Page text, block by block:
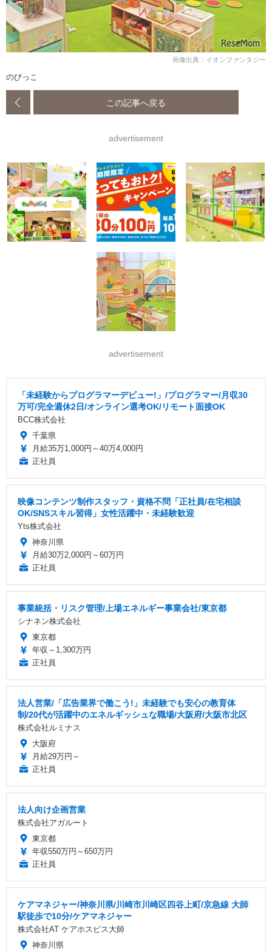
画像出典：イオンファンタジー
のびっこ
この記事へ戻る
advertisement
advertisement
「未経験からプログラマーデビュー!」/プログラマー/月収30
万可/完全週休2日/オンライン選考OK/リモート面接OK
BCC株式会社
千葉県
月給35万1,000円～40万4,000円
正社員
映像コンテンツ制作スタッフ・資格不問「正社員/在宅相談
OK/SNSスキル習得」女性活躍中・未経験歓迎
Yts株式会社
神奈川県
月給30万2,000円～60万円
正社員
事業統括・リスク管理/上場エネルギー事業会社/東京都
シナネン株式会社
東京都
年収～1,300万円
正社員
法人営業/「広告業界で働こう!」未経験でも安心の教育体
制/20代が活躍中のエネルギッシュな職場/大阪府/大阪市北区
株式会社ルミナス
大阪府
月給29万円～
正社員
法人向け企画営業
株式会社アガルート
東京都
年収550万円～650万円
正社員
ケアマネジャー/神奈川県/川崎市川崎区四谷上町/京急線 大師
駅徒歩で10分/ケアマネジャー
株式会社AT ケアホスピス大師
神奈川県